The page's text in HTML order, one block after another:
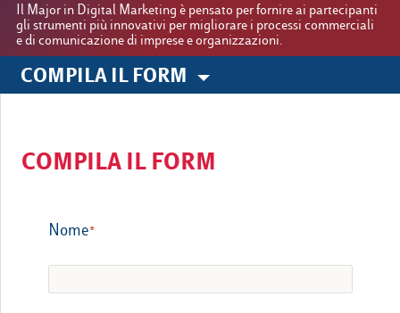
Luiss.it Alumni
Il Major in Digital Marketing è pensato per fornire ai partecipanti
gli strumenti più innovativi per migliorare i processi commerciali
e di comunicazione di imprese e organizzazioni.
COMPILA IL FORM
COMPILA IL FORM
Nome